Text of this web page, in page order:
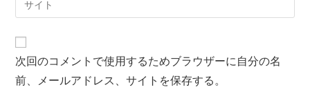
次回のコメントで使用するためブラウザーに自分の名
前、メールアドレス、サイトを保存する。